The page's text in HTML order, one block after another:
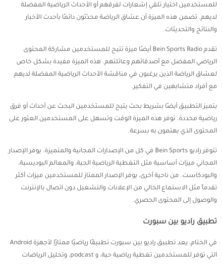
للمستخدمين اختيار تلقي إشعارات لفرقهم أو الأحداث الرياضية المفضلة
لديهم. تضمن هذه الميزة أن عشاق الرياضة محدّثون دائمًا بأحدث الأخبار
والنتائج والتحديثات.
تقدم Bein Sports Radio أيضًا ميزة تتيح للمستخدمين مشاركة المحتوى
الرياضي المفضل مع أصدقائهم وعائلتهم. هذه الميزة مفيدة بشكل خاص
لعشاق الرياضة الذين يرغبون في مناقشة الأحداث الرياضية المفضلة لديهم
مع أفراد متشابهين في التفكير.
يتميز التطبيق أيضًا بشريط بحث يتيح للمستخدمين البحث عن أحداث أو فرق
رياضية محددة. توفر هذه الميزة الوقت وتسهل على المستخدمين العثور على
المحتوى الذي يهتمون به بسرعة.
تتوفر راديو Bein Sports في كل من الإصدارات المجانية والمتميزة. يوفر الإصدار
المجاني ميزات أساسية مثل التغطية الرياضية الحية، والمعالم البوديسية،
والبودكاست. من ناحية أخرى، يوفر الإصدار الممتاز للمستخدمين ميزات أكثر
تقدماً مثل الاستماع الخالي من الإعلانات والتشغيل دون اتصال بالإنترنت
والوصول إلى المحتوى الحصري.
تطبيق راديو بين سبورت
في الختام، يعد تطبيق راديو بين سبورت تطبيقًا رياضيًا ممتازًا لأجهزة Android
التي توفر للمستخدمين تغطية رياضية حية، و podcast، وتحليل الرياضات